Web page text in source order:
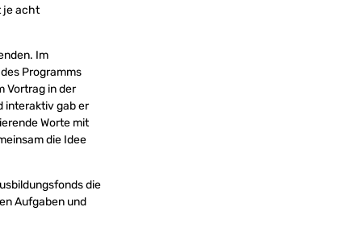
je acht
Im
Programms
Vortrag in der
interaktiv gab er
Worte mit
die Idee
die
Aufgaben und